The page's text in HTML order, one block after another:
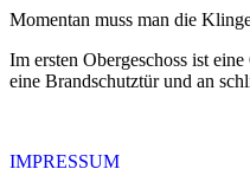
Momentan muss man die
Im ersten Obergeschoss ist
eine Brandschutztür und an
IMPRESSUM